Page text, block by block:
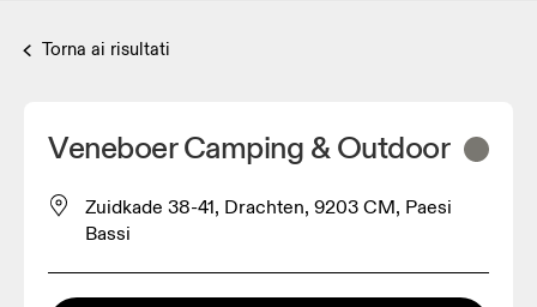
Torna ai risultati
Veneboer Camping & Outdoor
Zuidkade 38-41, Drachten, 9203 CM, Paesi
Bassi